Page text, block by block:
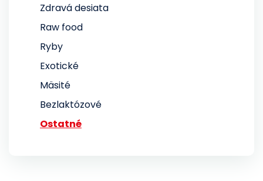
Zdravá desiata
Raw food
Ryby
Exotické
Mäsité
Bezlaktózové
Ostatné